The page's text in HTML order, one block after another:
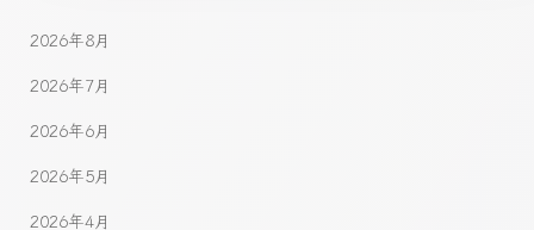
2026年8月
2026年7月
2026年6月
2026年5月
2026年4月